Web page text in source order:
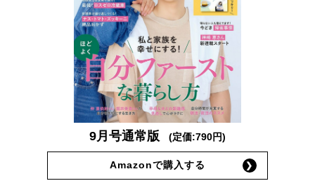
9月号通常版 (定価:790円)
Amazonで購入する